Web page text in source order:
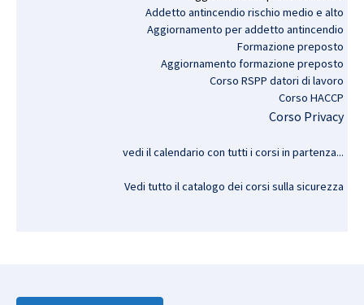
Addetto antincendio rischio medio e alto
Aggiornamento per addetto antincendio
Formazione preposto
Aggiornamento formazione preposto
Corso RSPP datori di lavoro
Corso HACCP
Corso Privacy
vedi il calendario con tutti i corsi in partenza...
Vedi tutto il catalogo dei corsi sulla sicurezza